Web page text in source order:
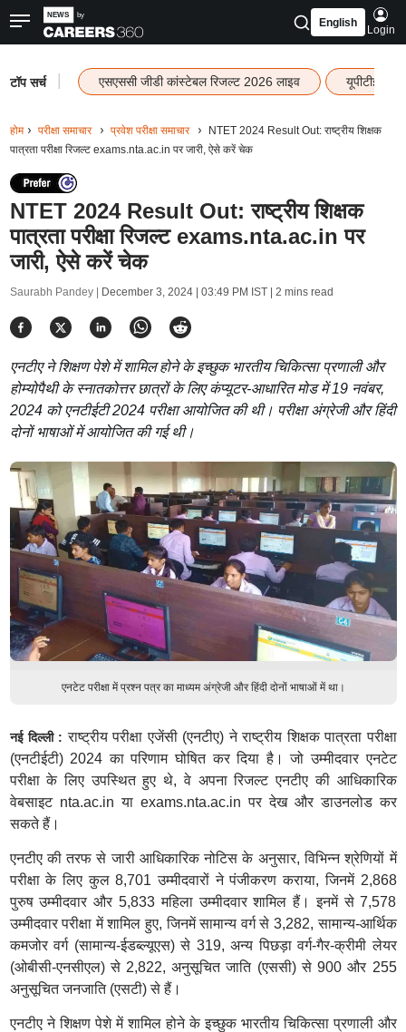
English
Login
टॉप सर्च एसएससी जीडी कांस्टेबल रिजल्ट 2026 लाइव यूपीटीईटी
होम परीक्षा समाचार प्रवेश परीक्षा समाचार
NTET 2024 Result Out: राष्ट्रीय शिक्षक
पात्रता परीक्षा रिजल्ट exams.nta.ac.in पर जारी, ऐसे करें चेक
NTET 2024 Result Out: राष्ट्रीय शिक्षक
पात्रता परीक्षा रिजल्ट exams.nta.ac.in पर
जारी, ऐसे करें चेक
Saurabh Pandey | December 3, 2024 | 03:49 PM IST| 2 mins read
एनटीए ने शिक्षण पेशे में शामिल होने के इच्छुक भारतीय चिकित्सा प्रणाली और
होम्योपैथी के स्नातकोत्तर छात्रों के लिए कंप्यूटर-आधारित मोड में 19 नवंबर,
2024 को एनटीईटी 2024 परीक्षा आयोजित की थी। परीक्षा अंग्रेजी और हिंदी
दोनों भाषाओं में आयोजित की गई थी।
एनटेट परीक्षा में प्रश्न पत्र का माध्यम अंग्रेजी और हिंदी दोनों भाषाओं में था।
नई दिल्ली :राष्ट्रीय परीक्षा एजेंसी (एनटीए) ने राष्ट्रीय शिक्षक पात्रता परीक्षा
(एनटीईटी) 2024 का परिणाम घोषित कर दिया है। जो उम्मीदवार एनटेट
परीक्षा के लिए उपस्थित हुए थे, वे अपना रिजल्ट एनटीए की आधिकारिक
वेबसाइट nta.ac.in या exams.nta.ac.in पर देख और डाउनलोड कर
सकते हैं।
एनटीए की तरफ से जारी आधिकारिक नोटिस के अनुसार, विभिन्न श्रेणियों में
परीक्षा के लिए कुल 8,701 उम्मीदवारों ने पंजीकरण कराया, जिनमें 2,868
पुरुष उम्मीदवार और 5,833 महिला उम्मीदवार शामिल हैं। इनमें से 7,578
उम्मीदवार परीक्षा में शामिल हुए, जिनमें सामान्य वर्ग से 3,282, सामान्य-आर्थिक
कमजोर वर्ग (सामान्य-ईडब्ल्यूएस) से 319, अन्य पिछड़ा वर्ग-गैर-क्रीमी लेयर
(ओबीसी-एनसीएल) से 2,822, अनुसूचित जाति (एससी) से 900 और 255
अनुसूचित जनजाति (एसटी) से हैं।
एनटीए ने शिक्षण पेशे में शामिल होने के इच्छुक भारतीय चिकित्सा प्रणाली और